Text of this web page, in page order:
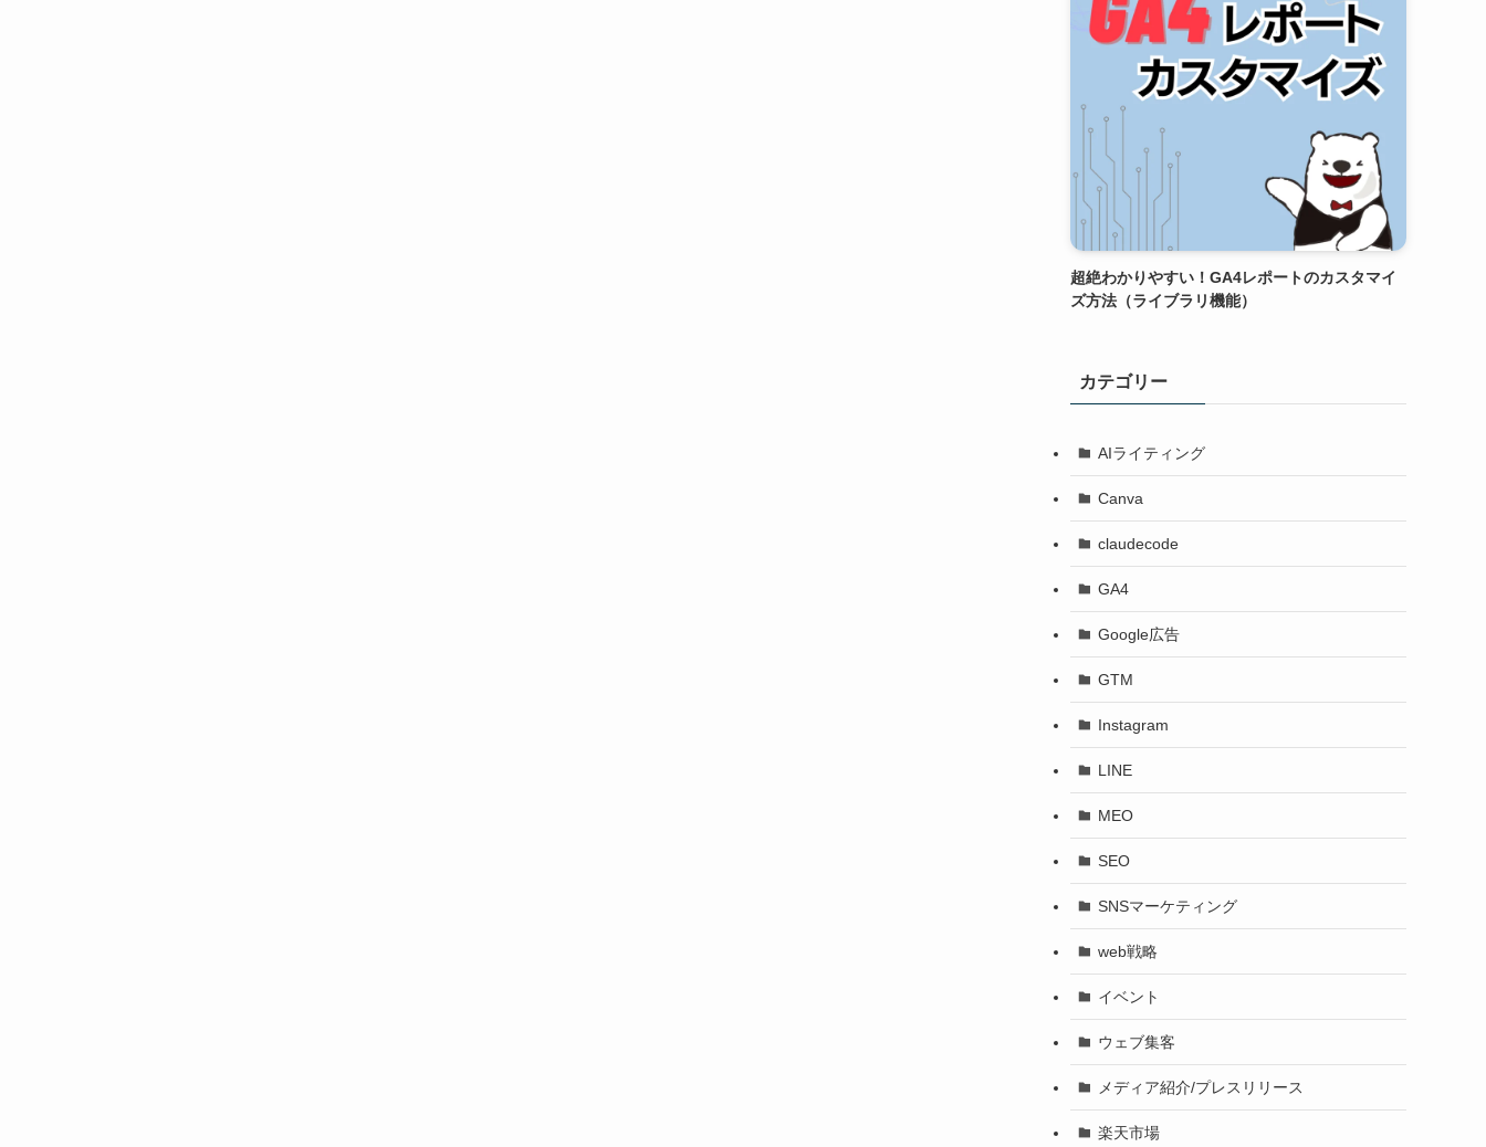
超絶わかりやすい！GA4レポートのカスタマイ
ズ方法（ライブラリ機能）
カテゴリー
AIライティング
Canva
claudecode
GA4
Google広告
GTM
Instagram
LINE
MEO
SEO
SNSマーケティング
web戦略
イベント
ウェブ集客
メディア紹介/プレスリリース
楽天市場